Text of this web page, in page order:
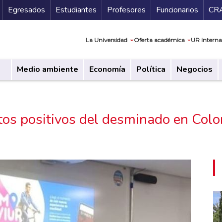
Secundario
Egresados Estudiantes Profesores Funcionarios
La Universidad Oferta académica UR
Medio ambiente Economía Política Negocios
positivos del desminado en